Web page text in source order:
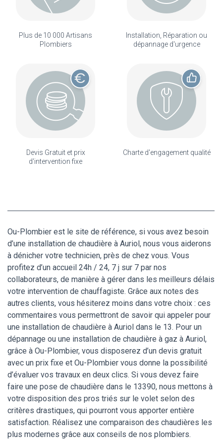
Plus de 10 000 Artisans
Plombiers
Installation, Réparation ou
dépannage d'urgence
Devis Gratuit et prix
d'intervention fixe
Charte d'engagement qualité
Ou-Plombier est le site de référence, si vous avez besoin
d’une installation de chaudière à Auriol, nous vous aiderons
à dénicher votre technicien, près de chez vous. Vous
profitez d’un accueil 24h / 24, 7 j sur 7 par nos
collaborateurs, de manière à gérer dans les meilleurs délais
votre intervention de chauffagiste. Grâce aux notes des
autres clients, vous hésiterez moins dans votre choix : ces
commentaires vous permettront de savoir qui appeler pour
une installation de chaudière à Auriol dans le 13. Pour un
dépannage ou une installation de chaudière à gaz à Auriol,
grâce à Ou-Plombier, vous disposerez d’un devis gratuit
avec un prix fixe et Ou-Plombier vous donne la possibilité
d’évaluer vos travaux en deux clics. Si vous devez faire
faire une pose de chaudière dans le 13390, nous mettons à
votre disposition des pros triés sur le volet selon des
critères drastiques, qui pourront vous apporter entière
satisfaction. Réalisez une comparaison des chaudières les
plus modernes grâce aux conseils de nos plombiers.